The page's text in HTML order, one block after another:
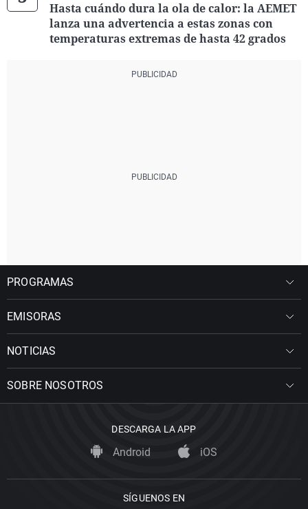
Hasta cuándo dura la ola de calor: la AEMET
lanza una advertencia a estas zonas con
temperaturas extremas de hasta 42 grados
PROGRAMAS
EMISORAS
NOTICIAS
SOBRE NOSOTROS
DESCARGA LA APP
Android iOS
SÍGUENOS EN